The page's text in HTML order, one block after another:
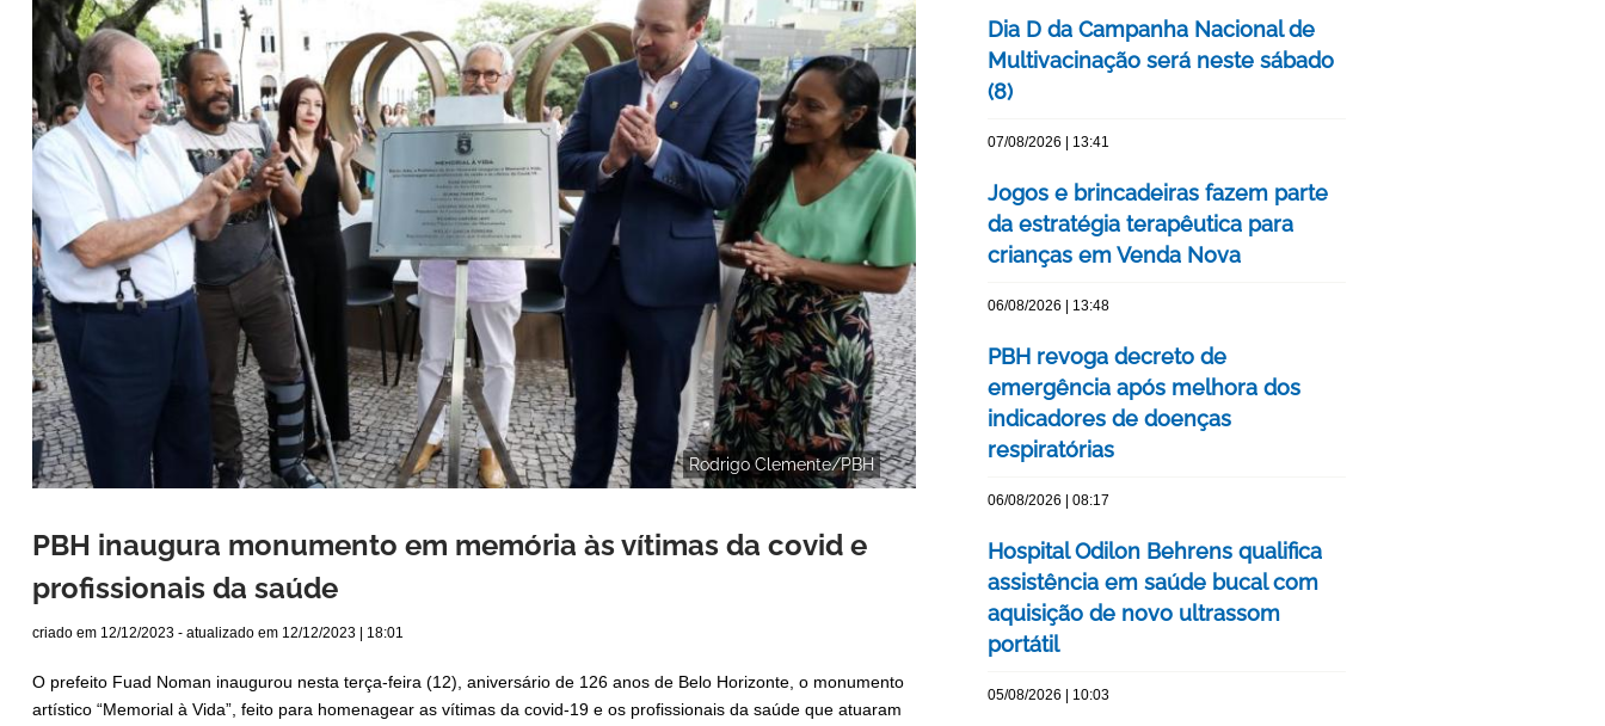
Rodrigo Clemente/PBH
PBH inaugura monumento em memória às vítimas da covid e
profissionais da saúde
criado em 12/12/2023 - atualizado em 12/12/2023 | 18:01
O prefeito Fuad Noman inaugurou nesta terça-feira (12), aniversário de 126 anos de Belo Horizonte, o monumento
artístico “Memorial à Vida”, feito para homenagear as vítimas da covid-19 e os profissionais da saúde que atuaram
Dia D da Campanha Nacional de
Multivacinação será neste sábado
(8)
07/08/2026 | 13:41
Jogos e brincadeiras fazem parte
da estratégia terapêutica para
crianças em Venda Nova
06/08/2026 | 13:48
PBH revoga decreto de
emergência após melhora dos
indicadores de doenças
respiratórias
06/08/2026 | 08:17
Hospital Odilon Behrens qualifica
assistência em saúde bucal com
aquisição de novo ultrassom
portátil
05/08/2026 | 10:03